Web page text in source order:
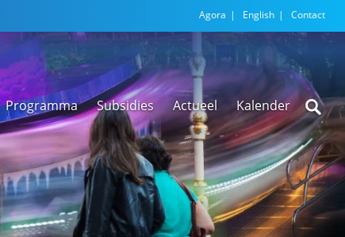
Agora English Contact
Programma Subsidies Actueel
Nieuwsarchief
Kalender